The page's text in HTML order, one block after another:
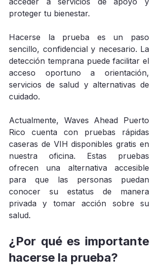
proteger tu bienestar.
Hacerse la prueba es un paso
sencillo, confidencial y necesario. La
detección temprana puede facilitar el
acceso oportuno a orientación,
servicios de salud y alternativas de
cuidado.
Actualmente, Waves Ahead Puerto
Rico cuenta con pruebas rápidas
caseras de VIH disponibles gratis en
nuestra oficina. Estas pruebas
ofrecen una alternativa accesible
para que las personas puedan
conocer su estatus de manera
privada y tomar acción sobre su
salud.
¿Por qué es importante
hacerse la prueba?